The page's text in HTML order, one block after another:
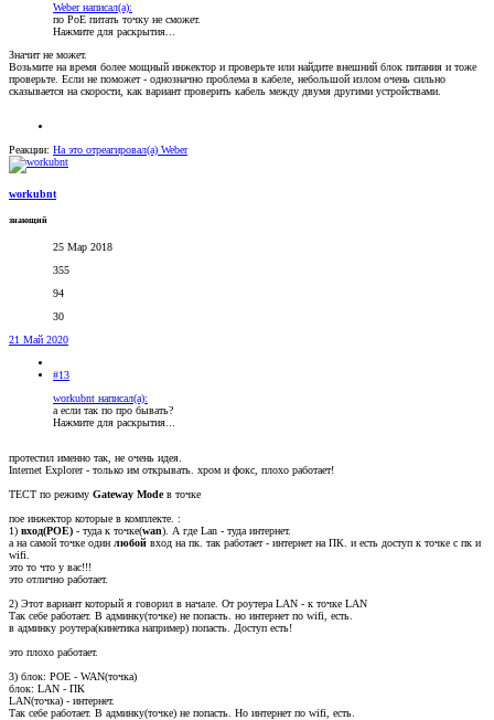
Weber написал(а):
по PoE питать точку не сможет.
Нажмите для раскрытия...
Значит не может.
Возьмите на время более мощный инжектор и проверьте или найдите внешний блок питания и тоже
проверьте. Если не поможет - однозначно проблема в кабеле, небольшой излом очень сильно
сказывается на скорости, как вариант проверить кабель между двумя другими устройствами.
Реакции: На это отреагировал(а) Weber
workubnt
знающий
25 Мар 2018
355
94
30
21 Май 2020
#13
workubnt написал(а):
а если так по про бывать?
Нажмите для раскрытия...
протестил именно так, не очень идея.
Internet Explorer - только им открывать. хром и фокс, плохо работает!
ТЕСТ по режиму Gateway Modeв точке
пое инжектор которые в комплекте. :
1) вход(POE) - туда к точке(wan). А где Lan - туда интернет.
а на самой точке один любой вход на пк. так работает - интернет на ПК. и есть доступ к точке с пк и
wifi.
это то что у вас!!!
это отлично работает.
2) Этот вариант который я говорил в начале. От роутера LAN - к точке LAN
Так себе работает. В админку(точке) не попасть. но интернет по wifi, есть.
в админку роутера(кинетика например) попасть. Доступ есть!
это плохо работает.
3) блок: POE - WAN(точка)
блок: LAN - ПК
LAN(точка) - интернет.
Так себе работает. В админку(точке) не попасть. Но интернет по wifi, есть.